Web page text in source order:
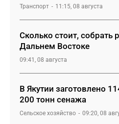
Транспорт 11:15, 08 августа
Сколько стоит, собрать
Дальнем Востоке
09:41, 08 августа
В Якутии заготовлено
200 тонн сенажа
Сельское хозяйство 09:20, 08